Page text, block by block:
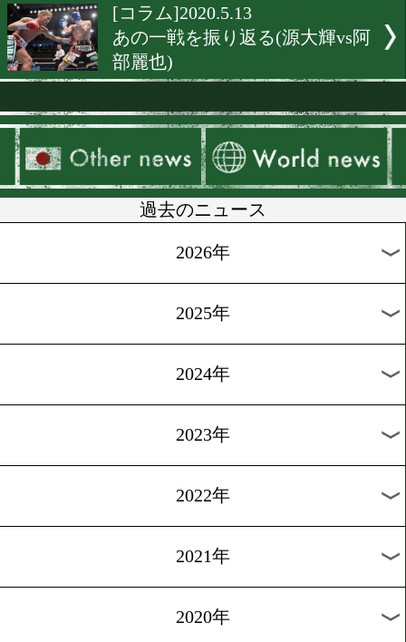
[コラム]2020.5.25
あの一戦を振り返る(岡崎
小出大貴戦)
[コラム]2020.5.22
世界のトップと拳を交えた
証言(大平剛編)
[コラム]2020.5.19
あの一戦を振り返る(ベン
ンクィルvsストロング小林
[コラム]2020.5.15
証言(大竹秀典編)
[コラム]2020.5.13
あの一戦を振り返る(源大
部麗也)